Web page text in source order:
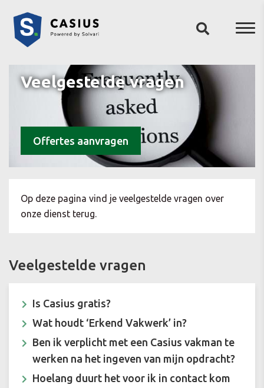
Veelgestelde vragen
Offertes aanvragen
Op deze pagina vind je veelgestelde vragen over
onze dienst terug.
Veelgestelde vragen
Is Casius gratis?
Wat houdt ‘Erkend Vakwerk’ in?
Ben ik verplicht met een Casius vakman te
werken na het ingeven van mijn opdracht?
Hoelang duurt het voor ik in contact kom